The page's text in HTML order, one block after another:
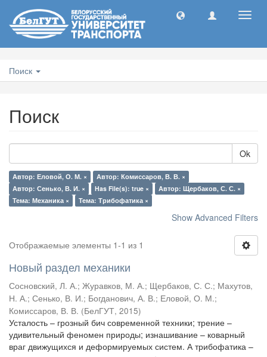
Поиск
Поиск
Ok
Автор: Еловой, О. М. ×
Автор: Комиссаров, В. В. ×
Автор: Сенько, В. И. ×
Has File(s): true ×
Автор: Щербаков, С. С. ×
Тема: Механика ×
Тема: Трибофатика ×
Show Advanced Filters
Отображаемые элементы 1-1 из 1
Новый раздел механики
Сосновский, Л. А.; Журавков, М. А.; Щербаков, С. С.; Махутов,
Н. А.; Сенько, В. И.; Богданович, А. В.; Еловой, О. М.;
Комиссаров, В. В. (БелГУТ, 2015)
Усталость – грозный бич современной техники; трение –
удивительный феномен природы; изнашивание – коварный
враг движущихся и деформируемых систем. А трибофатика –